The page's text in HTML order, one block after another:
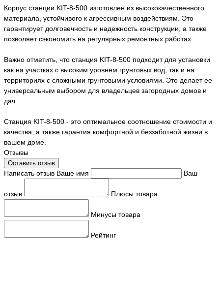
Корпус станции KIT-8-500 изготовлен из высококачественного
материала, устойчивого к агрессивным воздействиям. Это
гарантирует долговечность и надежность конструкции, а также
позволяет сэкономить на регулярных ремонтных работах.
Важно отметить, что станция KIT-8-500 подходит для установки
как на участках с высоким уровнем грунтовых вод, так и на
территориях с сложными грунтовыми условиями. Это делает ее
универсальным выбором для владельцев загородных домов и
дач.
Станция KIT-8-500 - это оптимальное соотношение стоимости и
качества, а также гарантия комфортной и беззаботной жизни в
вашем доме.
Отзывы
Оставить отзыв
Написать отзыв Ваше имя Ваш
отзыв Плюсы товара
Минусы товара
Рейтинг